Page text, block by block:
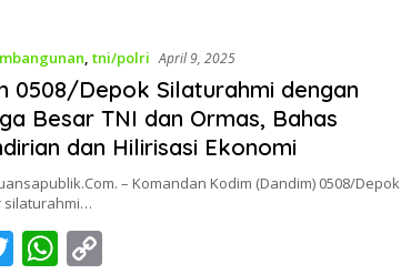
itt
er
at
s
A
p
p
p
y
Li
n
k
, tni/polri April 9, 2025
0508/Depok Silaturahmi dengan
Besar TNI dan Ormas, Bahas
dan Hilirisasi Ekonomi
– Komandan Kodim (Dandim) 0508/Depok
silaturahmi…
T W C